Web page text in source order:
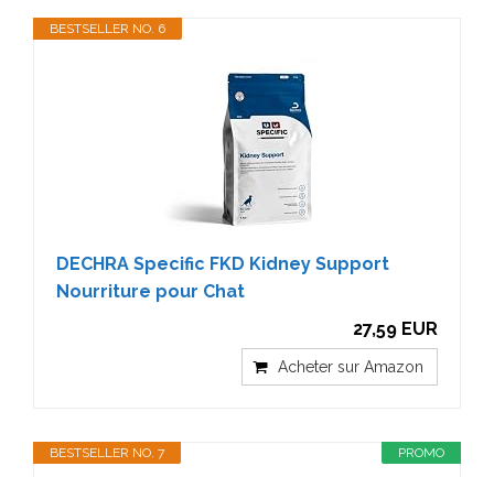
BESTSELLER NO. 6
DECHRA Specific FKD Kidney Support
Nourriture pour Chat
27,59 EUR
Acheter sur Amazon
PROMO
BESTSELLER NO. 7